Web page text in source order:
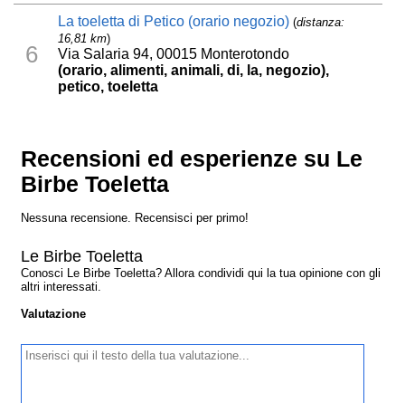
6
La toeletta di Petico (orario negozio) (distanza:
16,81 km)
Via Salaria 94, 00015 Monterotondo
(orario, alimenti, animali, di, la, negozio),
petico, toeletta
Recensioni ed esperienze su Le
Birbe Toeletta
Nessuna recensione. Recensisci per primo!
Le Birbe Toeletta
Conosci Le Birbe Toeletta? Allora condividi qui la tua opinione con gli
altri interessati.
Valutazione